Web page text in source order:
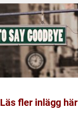
Läs fler inlägg här